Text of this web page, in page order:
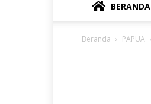
BERANDA
Beranda PAPUA